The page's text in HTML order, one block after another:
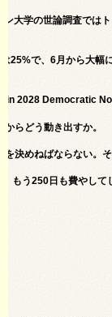
大学の世論調査では
25%で、6月から大幅
in 2028 Democratic
らどう動き出すか。
決めねばならない。
もう250日も費やして